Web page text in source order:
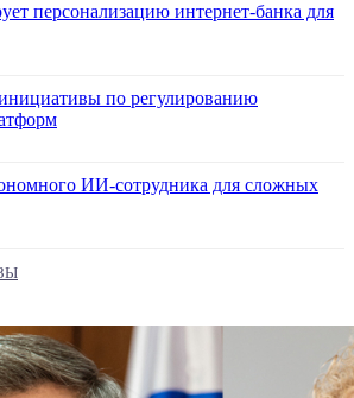
персонализацию интернет-банка для
по регулированию
ИИ-сотрудника для сложных